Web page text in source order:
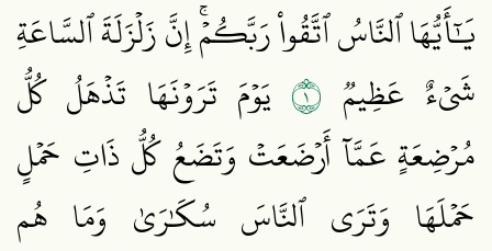
يَٰٓأَيُّهَا ٱلنَّاسُ ٱتَّقُواْ رَبَّكُمۡۚ إِنَّ زَلۡزَلَةَ ٱلسَّاعَةِ
شَيۡءٌ عَظِيمٞ ١ يَوۡمَ تَرَوۡنَهَا تَذۡهَلُ كُلُّ
مُرۡضِعَةٍ عَمَّآ أَرۡضَعَتۡ وَتَضَعُ كُلُّ ذَاتِ حَمۡلٍ
حَمۡلَهَا وَتَرَى ٱلنَّاسَ سُكَٰرَىٰ وَمَا هُم